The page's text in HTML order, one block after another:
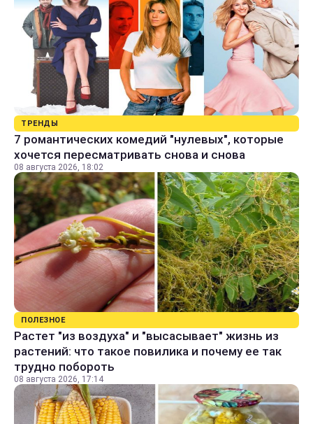
ТРЕНДЫ
7 романтических комедий "нулевых", которые
хочется пересматривать снова и снова
08 августа 2026, 18:02
ПОЛЕЗНОЕ
Растет "из воздуха" и "высасывает" жизнь из
растений: что такое повилика и почему ее так
трудно побороть
08 августа 2026, 17:14